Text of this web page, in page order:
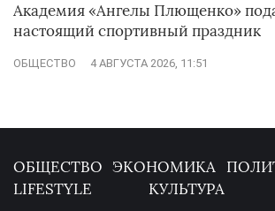
Академия «Ангелы Плющенко»
настоящий спортивный праздник
ОБЩЕСТВО 4 АВГУСТА 2026, 11:51
ОБЩЕСТВО ЭКОНОМИКА
LIFESTYLE
КУЛЬТУРА